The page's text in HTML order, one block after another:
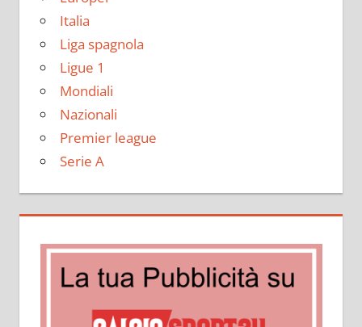
Italia
Liga spagnola
Ligue 1
Mondiali
Nazionali
Premier league
Serie A